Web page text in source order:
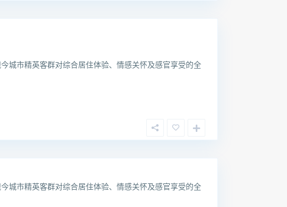
城市精英客群对综合居住体验、情感关怀及感官享受的全
城市精英客群对综合居住体验、情感关怀及感官享受的全